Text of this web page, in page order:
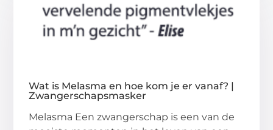
Wat is Melasma en hoe kom je er vanaf? |
Zwangerschapsmasker
Melasma Een zwangerschap is een van de